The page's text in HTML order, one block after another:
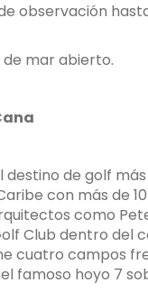
observación
mar abierto.
destino de golf más
con más de
como
Club dentro del
cuatro campos
famoso hoyo 7